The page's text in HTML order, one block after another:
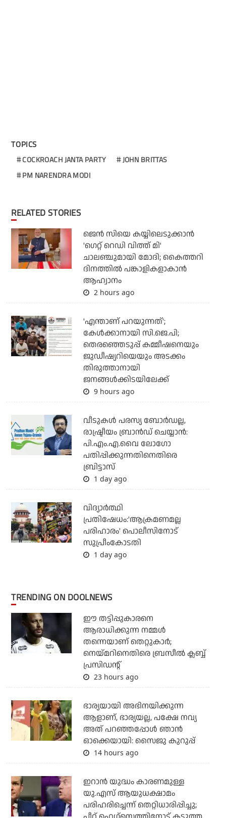
TOPICS
COCKROACH JANTA PARTY
JOHN BRITTAS
PM NARENDRA MODI
RELATED STORIES
ജെന്‍ സിയെ കയ്യിലെടുക്കാന്‍
'ഗെറ്റ് റെഡി വിത്ത് മി'
ചാലഞ്ചുമായി മോദി; കൈത്തറി
ദിനത്തില്‍ പങ്കാളികളാകാന്‍
ആഹ്വാനം
2 hours ago
'എന്താണ് പറയുന്നത്';
കേള്‍ക്കാനായി സി.ജെ.പി;
തെരഞ്ഞെടുപ്പ് കമ്മീഷനെയും
ജുഡീഷ്യറിയെയും അടക്കം
തിരുത്താനായി
ജനങ്ങള്‍ക്കിടയിലേക്ക്
9 hours ago
വീടുകൾ പരസ്യ ബോർഡല്ല,
രാഷ്ട്രീയം ബ്രാൻഡ് ചെയ്യാൻ:
പി.എം.എ.വൈ ലോ​ഗോ
പതിപ്പിക്കുന്നതിനെതിരെ
ബ്രിട്ടാസ്
1 day ago
വിദ്യാര്‍ത്ഥി
പ്രതിഷേധം:'ആക്രമണമല്ല
പരിഹാരം' പൊലീസിനോട്
സുപ്രീംകോടതി
1 day ago
TRENDING ON DOOLNEWS
ഈ തട്ടിപ്പുകാരനെ
ആരാധിക്കുന്ന നമ്മള്‍
തന്നെയാണ് തെറ്റുകാര്‍;
നെയ്മറിനെതിരെ ബ്രസീല്‍ ക്ലബ്ബ്
പ്രസിഡന്റ്
23 hours ago
ഭാര്യയായി അഭിനയിക്കുന്ന
ആളാണ്, ഭാര്യയല്ല, പക്ഷേ നവ്യ
അത് പറഞ്ഞപ്പോള്‍ ഞാന്‍
ഓക്കെയായി: സൈജു കുറുപ്പ്
14 hours ago
ഇറാന്‍ യുദ്ധം കാരണമുള്ള
യു.എസ് ആയുധക്ഷാമം
പരിഹരിച്ചെന്ന് തെറ്റിധാരിപ്പിച്ചു;